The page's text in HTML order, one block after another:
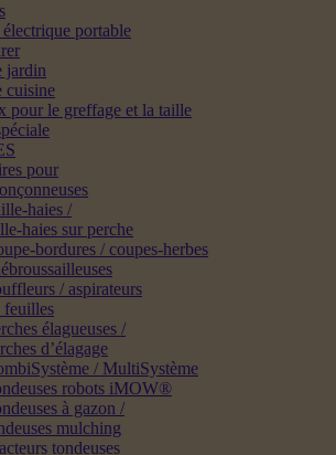
électrique portable
jardin
cuisine
pour le greffage et la taille
pour
haies /
haies sur perche
bordures / coupes-herbes
/ aspirateurs
feuilles
élagueuses /
d’élagage
/ MultiSystème
robots iMOW®
à gazon /
mulching
tondeuses